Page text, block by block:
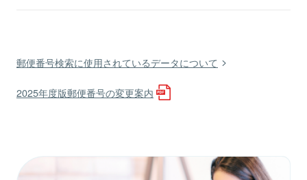
郵便番号検索に使用されているデータについて
2025年度版郵便番号の変更案内